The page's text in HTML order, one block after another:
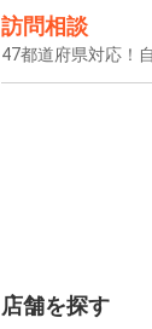
訪問相談
47都道府県対応！
店舗を探す